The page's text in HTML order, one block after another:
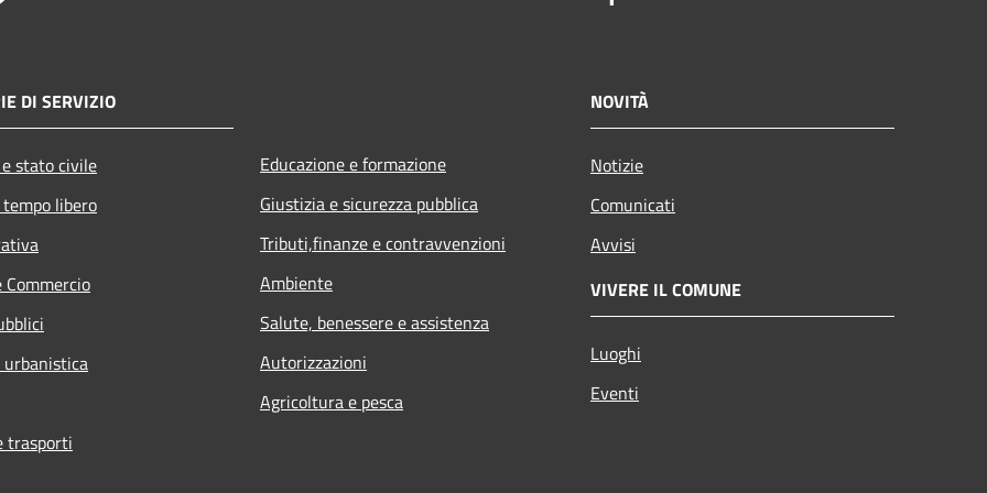
DI SERVIZIO
stato civile
libero
Commercio
urbanistica
trasporti
Educazione e formazione
Giustizia e sicurezza pubblica
Tributi,finanze e contravvenzioni
Ambiente
Salute, benessere e assistenza
Autorizzazioni
Agricoltura e pesca
NOVITÀ
Notizie
Comunicati
Avvisi
VIVERE IL COMUNE
Luoghi
Eventi